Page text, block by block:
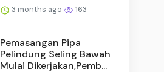
3 months ago 163
Pemasangan Pipa
Pelindung Seling Bawah
Mulai Dikerjakan,Pemb...